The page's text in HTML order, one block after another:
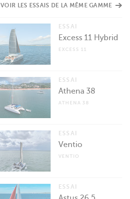
VOIR LES ESSAIS DE LA MÊME GAMME
ESSAI
Excess 11 Hybrid
EXCESS 11
ESSAI
Athena 38
ATHENA 38
ESSAI
Ventio
VENTIO
ESSAI